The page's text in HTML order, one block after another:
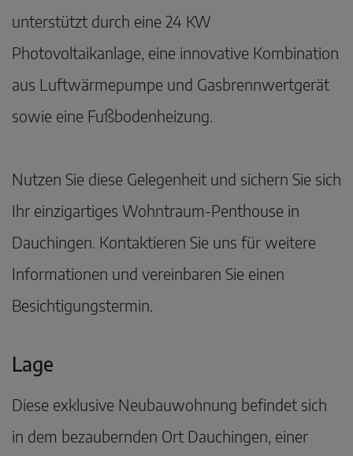
unterstützt durch eine 24 KW
Photovoltaikanlage, eine innovative Kombination
aus Luftwärmepumpe und Gasbrennwertgerät
sowie eine Fußbodenheizung.
Nutzen Sie diese Gelegenheit und sichern Sie sich
Ihr einzigartiges Wohntraum-Penthouse in
Dauchingen. Kontaktieren Sie uns für weitere
Informationen und vereinbaren Sie einen
Besichtigungstermin.
Lage
Diese exklusive Neubauwohnung befindet sich
in dem bezaubernden Ort Dauchingen, einer